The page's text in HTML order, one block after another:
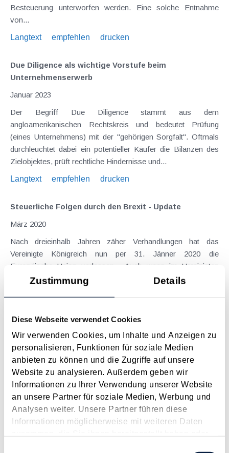
Zustimmung Details
Diese Webseite verwendet Cookies
Wir verwenden Cookies, um Inhalte und Anzeigen zu
personalisieren, Funktionen für soziale Medien
anbieten zu können und die Zugriffe auf unsere
Website zu analysieren. Außerdem geben wir
Informationen zu Ihrer Verwendung unserer Website
an unsere Partner für soziale Medien, Werbung und
Analysen weiter. Unsere Partner führen diese
Informationen möglicherweise mit weiteren Daten
Besteuerung unterworfen werden. Eine solche Entnahme
von...
Langtext
empfehlen drucken
Due Diligence als wichtige Vorstufe beim
Unternehmenserwerb
Januar 2023
Der Begriff Due Diligence stammt aus dem
angloamerikanischen Rechtskreis und bedeutet Prüfung
(eines Unternehmens) mit der "gehörigen Sorgfalt". Oftmals
durchleuchtet dabei ein potentieller Käufer die Bilanzen des
Zielobjektes, prüft rechtliche Hindernisse und...
Langtext
empfehlen drucken
Steuerliche Folgen durch den Brexit - Update
März 2020
Nach dreieinhalb Jahren zäher Verhandlungen hat das
Vereinigte Königreich nun per 31. Jänner 2020 die
Europäische Union verlassen . Auch wenn im Vereinigten
Königreich kein Stein auf dem anderen bleibt, bleibt jedoch
Maßnahmen vor Jahresende 2019 - Unternehmer
November 2019
Der näher rückende Jahreswechsel sollte Anlass für einem
Steuer-Check sein. Durch gezielte Maßnahmen vor
Jahresende kann man die Steuersituation optimieren oder
Risiken senken. Im Folgenden stellen wir einige Beispiele vor.
Vorweg sei festgehalten, dass die folgenden...
Langtext
empfehlen drucken